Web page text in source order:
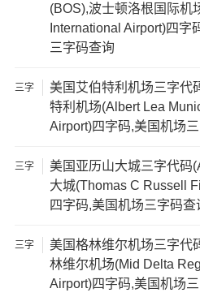
(BOS),波士顿洛根国际机
International Airport)四字
三字码查询
三字
美国艾伯特利机场三字代
特利机场(Albert Lea
Airport)四字码,美国机场
三字
美国亚历山大城三字代码
大城(Thomas C Russell
四字码,美国机场三字码查
三字
美国格林维尔机场三字代
林维尔机场(Mid Delta
Airport)四字码,美国机场